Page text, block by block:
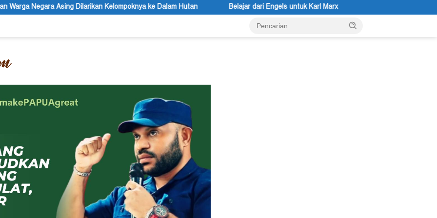
Kelompoknya ke Dalam Hutan Belajar dari Engels untuk Karl Marx Peace Literacy Papua Gelar Diskusi Bertajuk